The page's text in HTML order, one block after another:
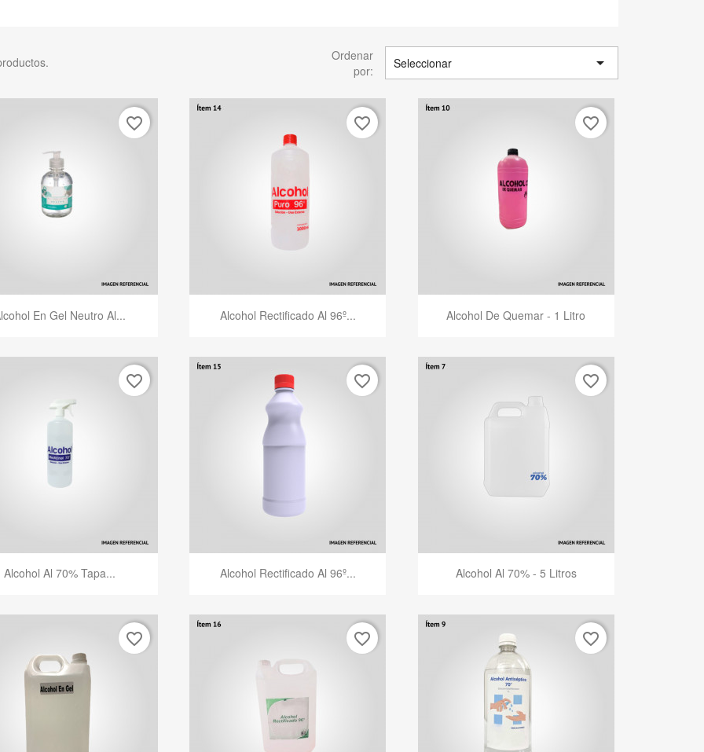
Ordenar
por:
Seleccionar 
Vista rápida
En Gel Neutro Al...
favorite_border
Vista rápida
Alcohol Rectificado Al 96º...
favorite_border
Vista rápida
Alcohol De Quemar - 1 Litro
favorite_border
Vista rápida
Alcohol Al 70% Tapa...
favorite_border
Vista rápida
Alcohol Rectificado Al 96º...
favorite_border
Vista rápida
Alcohol Al 70% - 5 Litros
favorite_border
favorite_border favorite_border favorite_border